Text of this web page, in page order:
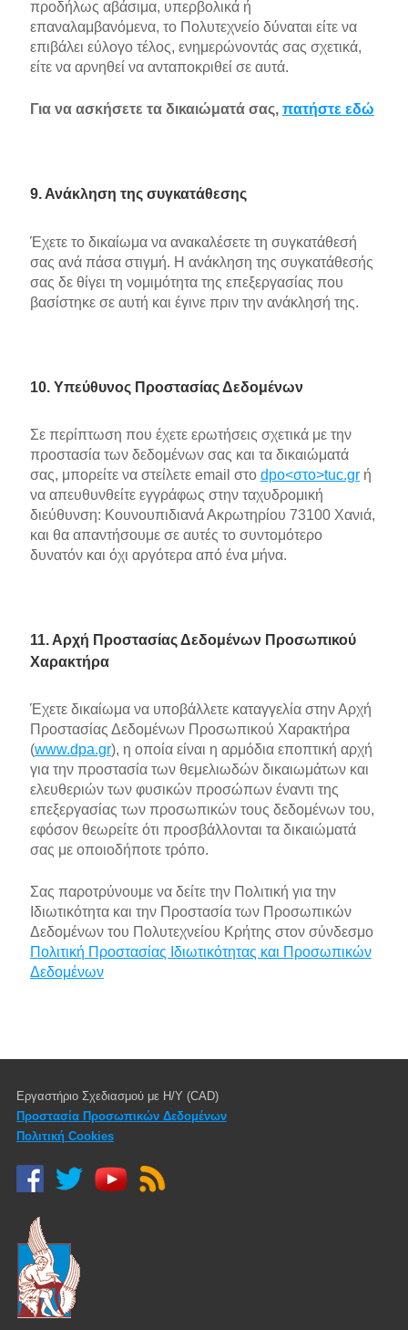
προδήλως αβάσιμα, υπερβολικά ή
επαναλαμβανόμενα, το Πολυτεχνείο δύναται είτε να
επιβάλει εύλογο τέλος, ενημερώνοντάς σας σχετικά,
είτε να αρνηθεί να ανταποκριθεί σε αυτά.
Για να ασκήσετε τα δικαιώματά σας, πατήστε εδώ
9. Ανάκληση της συγκατάθεσης
Έχετε το δικαίωμα να ανακαλέσετε τη συγκατάθεσή
σας ανά πάσα στιγμή. Η ανάκληση της συγκατάθεσής
σας δε θίγει τη νομιμότητα της επεξεργασίας που
βασίστηκε σε αυτή και έγινε πριν την ανάκλησή της.
10. Υπεύθυνος Προστασίας Δεδομένων
Σε περίπτωση που έχετε ερωτήσεις σχετικά με την
προστασία των δεδομένων σας και τα δικαιώματά
σας, μπορείτε να στείλετε email στο dpo<στο>tuc.grή
να απευθυνθείτε εγγράφως στην ταχυδρομική
διεύθυνση: Κουνουπιδιανά Ακρωτηρίου 73100 Χανιά,
και θα απαντήσουμε σε αυτές το συντομότερο
δυνατόν και όχι αργότερα από ένα μήνα.
11. Αρχή Προστασίας Δεδομένων Προσωπικού
Χαρακτήρα
Έχετε δικαίωμα να υποβάλλετε καταγγελία στην Αρχή
Προστασίας Δεδομένων Προσωπικού Χαρακτήρα
(www.dpa.gr), η οποία είναι η αρμόδια εποπτική αρχή
για την προστασία των θεμελιωδών δικαιωμάτων και
ελευθεριών των φυσικών προσώπων έναντι της
επεξεργασίας των προσωπικών τους δεδομένων του,
εφόσον θεωρείτε ότι προσβάλλονται τα δικαιώματά
σας με οποιοδήποτε τρόπο.
Σας παροτρύνουμε να δείτε την Πολιτική για την
Ιδιωτικότητα και την Προστασία των Προσωπικών
Δεδομένων του Πολυτεχνείου Κρήτης στον σύνδεσμο
Πολιτική Προστασίας Ιδιωτικότητας και Προσωπικών
Δεδομένων
Εργαστήριο Σχεδιασμού με Η/Υ (CAD)
Προστασία Προσωπικών Δεδομένων
Πολιτική Cookies